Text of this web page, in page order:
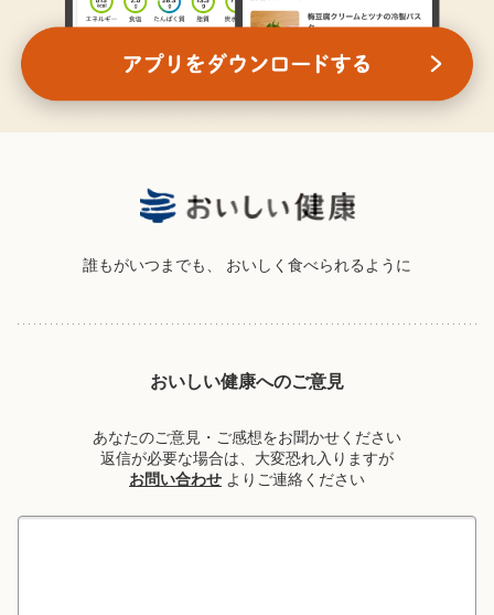
誰もがいつまでも、 おいしく食べられるように
おいしい健康へのご意見
あなたのご意見・ご感想をお聞かせください
返信が必要な場合は、大変恐れ入りますが
お問い合わせ よりご連絡ください